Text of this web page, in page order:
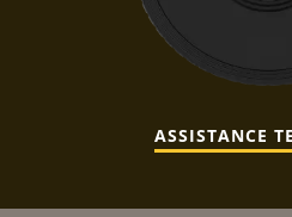
ASSISTANCE